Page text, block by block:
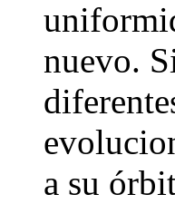
nuevo.
a su